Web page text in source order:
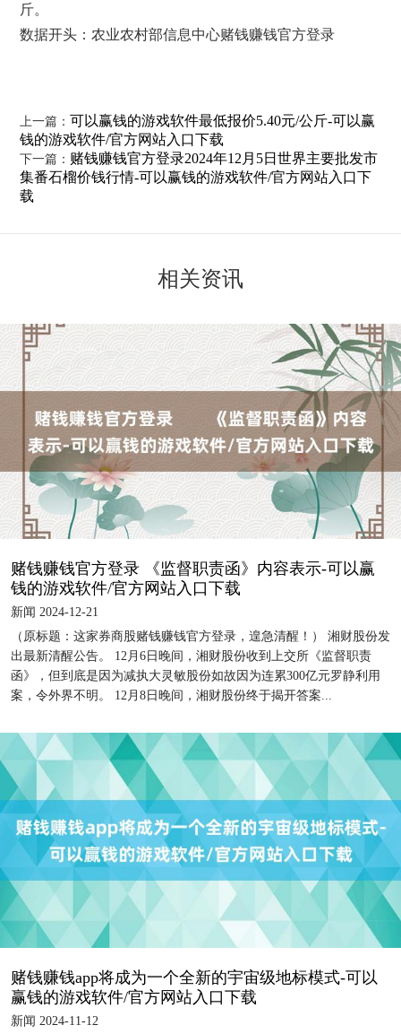
斤。
数据开头：农业农村部信息中心赌钱赚钱官方登录
上一篇： 可以赢钱的游戏软件最低报价5.40元/公斤-可以赢
钱的游戏软件/官方网站入口下载
下一篇： 赌钱赚钱官方登录2024年12月5日世界主要批发市
集番石榴价钱行情-可以赢钱的游戏软件/官方网站入口下
载
相关资讯
赌钱赚钱官方登录 《监督职责函》内容表示-可以赢
钱的游戏软件/官方网站入口下载
新闻 2024-12-21
（原标题：这家券商股赌钱赚钱官方登录，遑急清醒！） 湘财股份发
出最新清醒公告。 12月6日晚间，湘财股份收到上交所《监督职责
函》，但到底是因为减执大灵敏股份如故因为连累300亿元罗静利用
案，令外界不明。 12月8日晚间，湘财股份终于揭开答案...
赌钱赚钱app将成为一个全新的宇宙级地标模式-可以
赢钱的游戏软件/官方网站入口下载
新闻 2024-11-12